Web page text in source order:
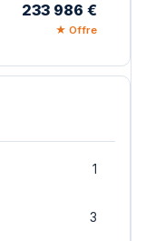
233 986 €
★ Offre
1
3